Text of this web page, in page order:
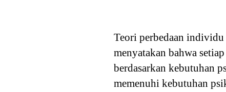
Teori perbedaan individu
menyatakan bahwa
berdasarkan kebutuhan
memenuhi kebutuhan